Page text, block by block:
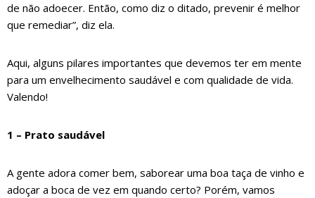
de não adoecer. Então, como diz o ditado, prevenir é melhor
que remediar”, diz ela.
Aqui, alguns pilares importantes que devemos ter em mente
para um envelhecimento saudável e com qualidade de vida.
Valendo!
1 – Prato saudável
A gente adora comer bem, saborear uma boa taça de vinho e
adoçar a boca de vez em quando certo? Porém, vamos